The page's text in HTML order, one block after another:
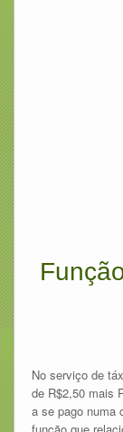
No serviço de
de R$2,50 mais
a se pago numa